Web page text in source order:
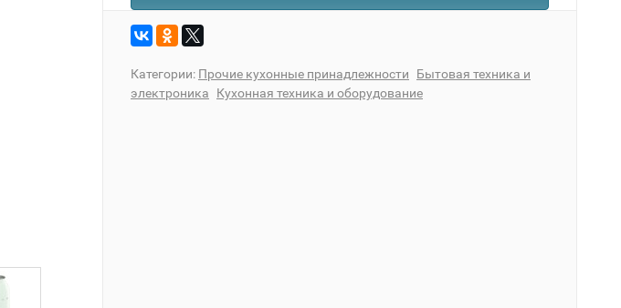
Категории: Прочие кухонные принадлежности
Бытовая техника и
электроника
Кухонная техника и оборудование